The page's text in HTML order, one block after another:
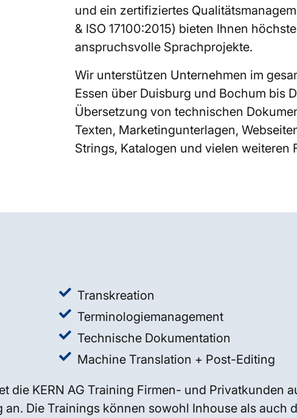
und ein zertifiziertes
& ISO 17100:2015) bieten Ihnen
anspruchsvolle Sprachprojekte.
Wir unterstützen Unternehmen im
Essen über Duisburg und Bochum bis
Übersetzung von technischen
Texten, Marketingunterlagen,
Strings, Katalogen und vielen weiteren
Transkreation
Terminologiemanagement
Technische Dokumentation
Machine Translation + Post-Editing
KERN AG Training Firmen- und Privatkunden
Die Trainings können sowohl Inhouse als auch